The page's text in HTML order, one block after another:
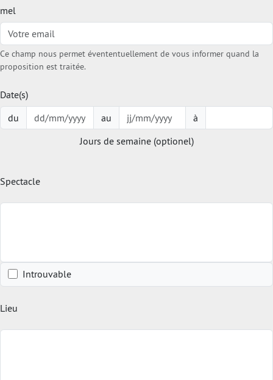
mel
Ce champ nous permet évententuellement de vous informer quand la
proposition est traitée.
Date(s)
du
au
à
Jours de semaine (optionel)
Spectacle
Introuvable
Lieu